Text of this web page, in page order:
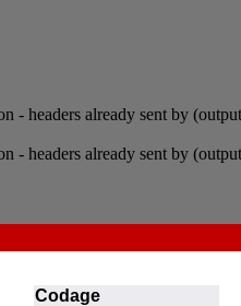
- headers already sent by
- headers already sent by
Codage